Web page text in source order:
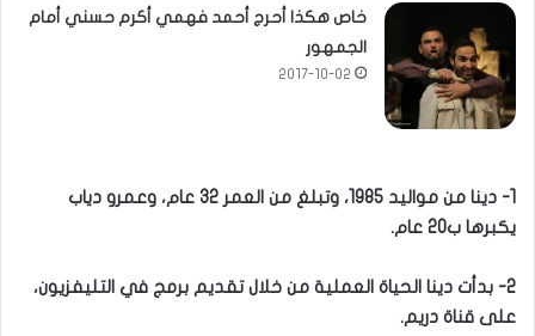
خاص هكذا أحرج أحمد فهمي أكرم حسني أمام
الجمهور
2017-10-02
1- دينا من مواليد 1985، وتبلغ من العمر 32 عام، وعمرو دياب
يكبرها ب20 عام.
2- بدأت دينا الحياة العملية من خلال تقديم برمج في التليفزيون،
على قناة دريم.